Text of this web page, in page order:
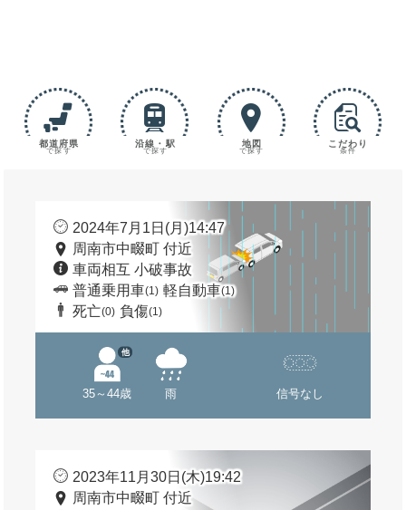
都道府県
で探す
沿線・駅
で探す
地図
で探す
こだわり
条件
2024年7月1日(月)14:47
周南市中畷町 付近
車両相互 小破事故
普通乗用車(1) 軽自動車(1)
死亡(0) 負傷(1)
35～44歳
他
雨 信号なし
2023年11月30日(木)19:42
周南市中畷町 付近